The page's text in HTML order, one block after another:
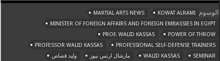
الوسوم KOWAT ALRAMI
MARTIAL ARTS NEWS
MINISTER OF FOREIGN AFFAIRS AND FOREIGN EMBASSIES IN EGYPT
POWER OF THROW
PROF. WALID KASSAS
PROFESSIONAL SELF-DEFENSE TRAINERS
PROFESSOR WALID KASSAS
SEMINAR
WALID KASSAS مارشال ارتس نيوز وليد قصاص